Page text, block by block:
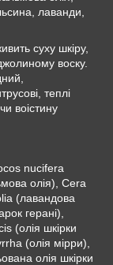
лаванди,
суху шкіру,
воску.
теплі
воістину
nucifera
олія), Cera
(лавандова
герані),
(олія шкірки
(олія мірри),
олія шкірки